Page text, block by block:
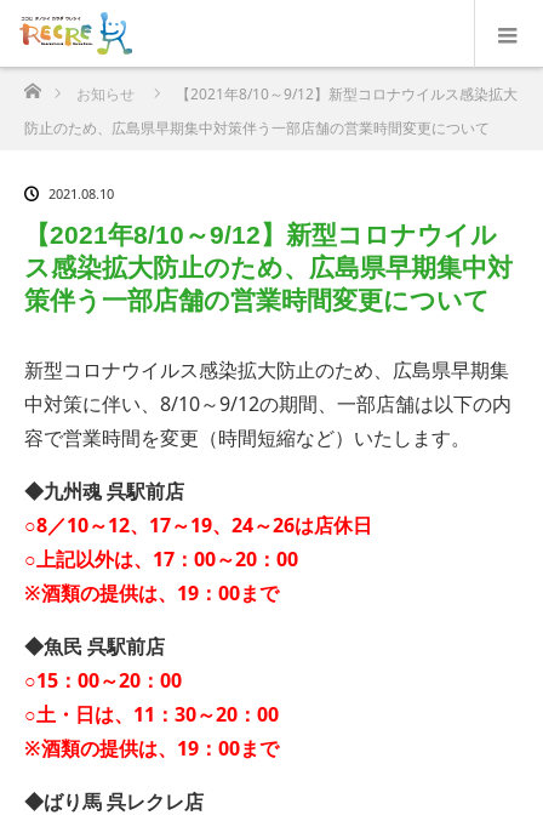
ホームお知らせ
【2021年8/10～9/12】新型コロナウイルス感染拡大
防止のため、広島県早期集中対策伴う一部店舗の営業時間変更について
2021.08.10
【2021年8/10～9/12】新型コロナウイル
ス感染拡大防止のため、広島県早期集中対
策伴う一部店舗の営業時間変更について
新型コロナウイルス感染拡大防止のため、広島県早期集
中対策に伴い、8/10～9/12の期間、一部店舗は以下の内
容で営業時間を変更（時間短縮など）いたします。
◆九州魂 呉駅前店
○8／10～12、17～19、24～26は店休日
○上記以外は、17：00～20：00
※酒類の提供は、19：00まで
◆魚民 呉駅前店
○15：00～20：00
○土・日は、11：30～20：00
※酒類の提供は、19：00まで
◆ばり馬 呉レクレ店